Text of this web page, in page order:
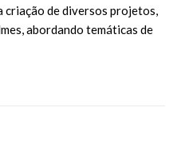
criação de diversos projetos,
abordando temáticas de